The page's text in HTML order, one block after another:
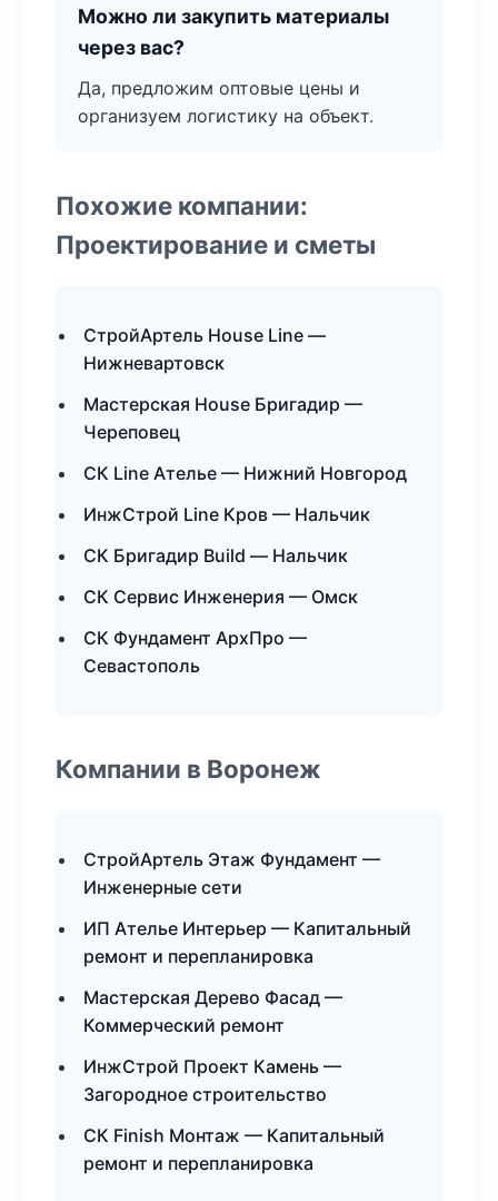
Можно ли закупить материалы
через вас?
Да, предложим оптовые цены и
организуем логистику на объект.
Похожие компании:
Проектирование и сметы
СтройАртель House Line —
Нижневартовск
Мастерская House Бригадир —
Череповец
СК Line Ателье — Нижний Новгород
ИнжСтрой Line Кров — Нальчик
СК Бригадир Build — Нальчик
СК Сервис Инженерия — Омск
СК Фундамент АрхПро —
Севастополь
Компании в Воронеж
СтройАртель Этаж Фундамент —
Инженерные сети
ИП Ателье Интерьер — Капитальный
ремонт и перепланировка
Мастерская Дерево Фасад —
Коммерческий ремонт
ИнжСтрой Проект Камень —
Загородное строительство
СК Finish Монтаж — Капитальный
ремонт и перепланировка